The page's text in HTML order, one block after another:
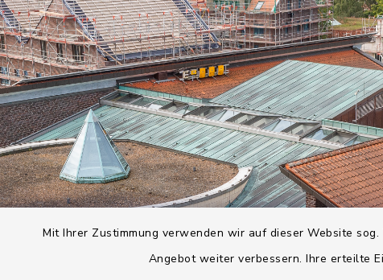
Mit Ihrer Zustimmung verwenden wir auf dieser Website
Angebot weiter verbessern. Ihre erteilte